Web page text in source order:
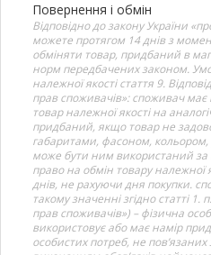
Повернення і обмін
Відповідно до закону України
можете протягом 14 днів з
обміняти товар, придбаний в
норм передбачених законом.
належної якості стаття 9.
прав споживачів»: споживач
товар належної якості на
придбаний, якщо товар не
габаритами, фасоном,
може бути ним використаний
право на обмін товару належної
днів, не рахуючи дня покупки.
такому значенні згідно статті 1.
прав споживачів») – фізична
використовує або має намір
особистих потреб, не